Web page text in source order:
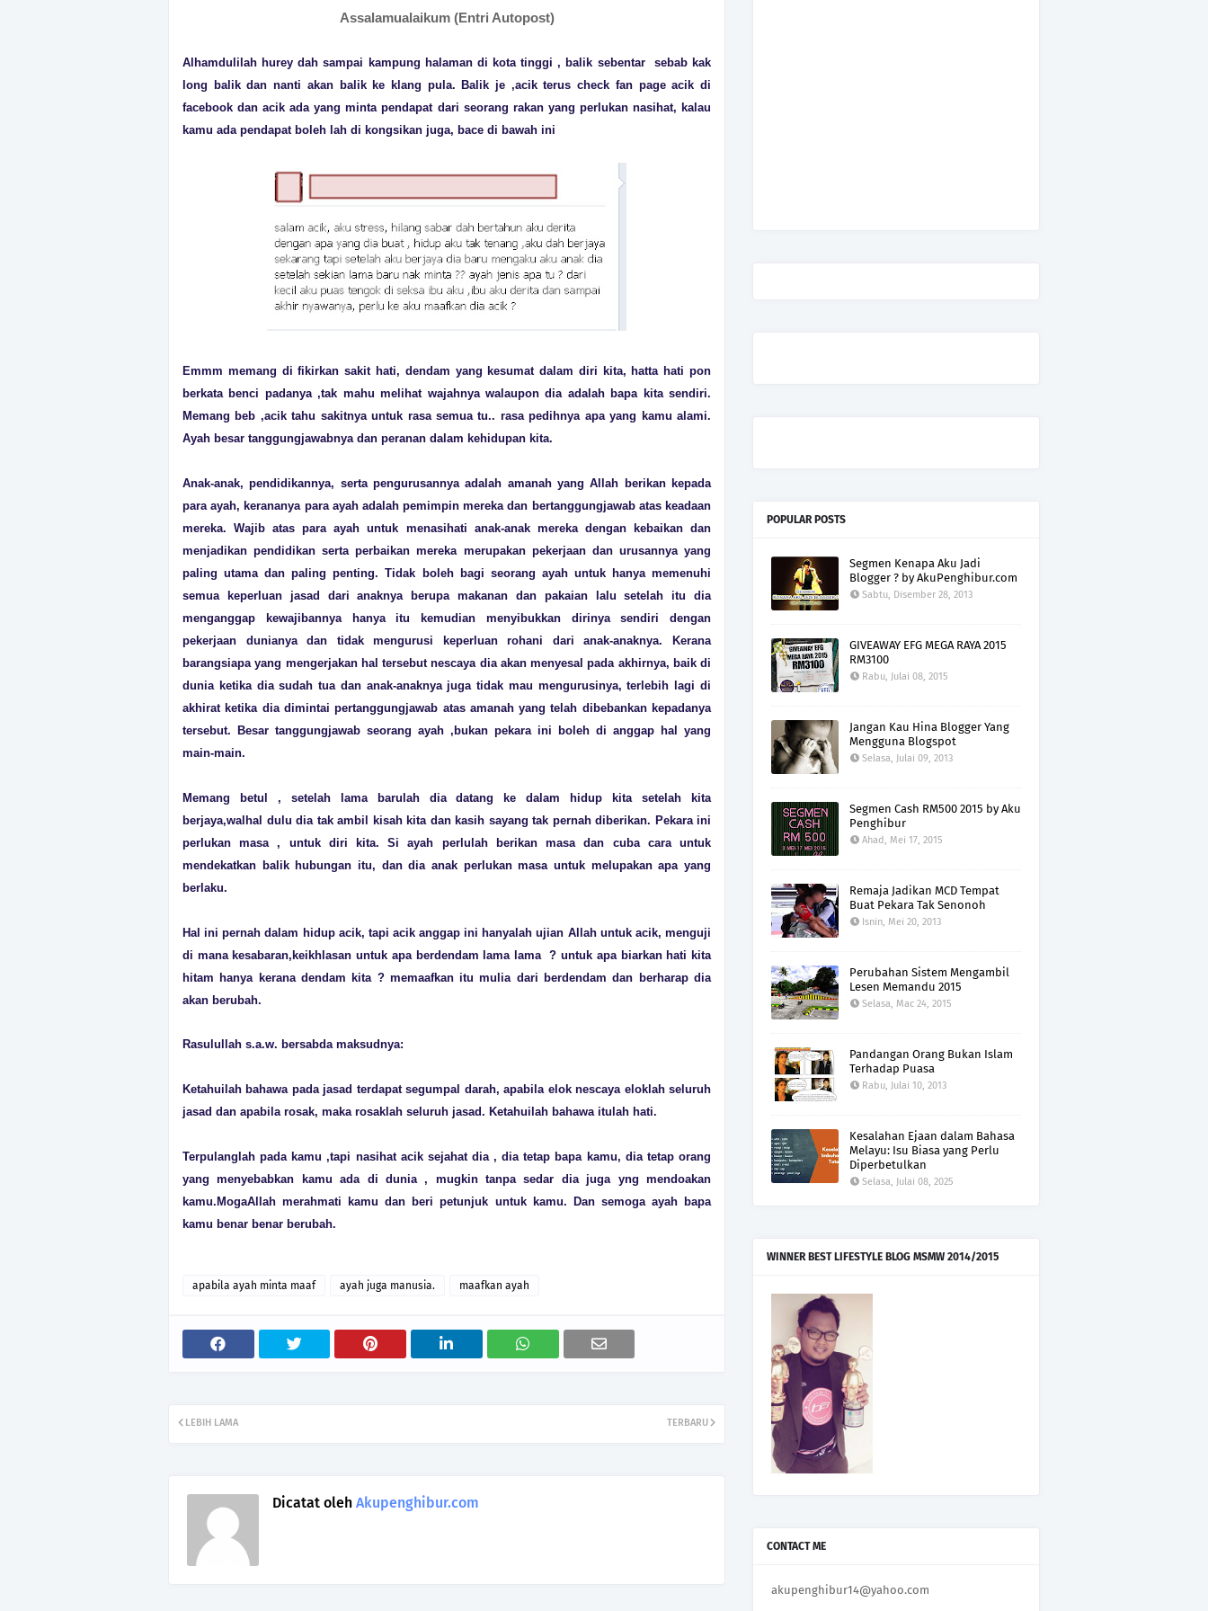
Assalamualaikum (Entri Autopost)
Alhamdulilah hurey dah sampai kampung halaman di kota tinggi , balik sebentar sebab kak
long balik dan nanti akan balik ke klang pula. Balik je ,acik terus check fan page acik di
facebook dan acik ada yang minta pendapat dari seorang rakan yang perlukan nasihat, kalau
kamu ada pendapat boleh lah di kongsikan juga, bace di bawah ini
Emmm memang di fikirkan sakit hati, dendam yang kesumat dalam diri kita, hatta hati pon
berkata benci padanya ,tak mahu melihat wajahnya walaupon dia adalah bapa kita sendiri.
Memang beb ,acik tahu sakitnya untuk rasa semua tu.. rasa pedihnya apa yang kamu alami.
Ayah besar tanggungjawabnya dan peranan dalam kehidupan kita.
Anak-anak, pendidikannya, serta pengurusannya adalah amanah yang Allah berikan kepada
para ayah, kerananya para ayah adalah pemimpin mereka dan bertanggungjawab atas keadaan
mereka. Wajib atas para ayah untuk menasihati anak-anak mereka dengan kebaikan dan
menjadikan pendidikan serta perbaikan mereka merupakan pekerjaan dan urusannya yang
paling utama dan paling penting. Tidak boleh bagi seorang ayah untuk hanya memenuhi
semua keperluan jasad dari anaknya berupa makanan dan pakaian lalu setelah itu dia
menganggap kewajibannya hanya itu kemudian menyibukkan dirinya sendiri dengan
pekerjaan dunianya dan tidak mengurusi keperluan rohani dari anak-anaknya. Kerana
barangsiapa yang mengerjakan hal tersebut nescaya dia akan menyesal pada akhirnya, baik di
dunia ketika dia sudah tua dan anak-anaknya juga tidak mau mengurusinya, terlebih lagi di
akhirat ketika dia dimintai pertanggungjawab atas amanah yang telah dibebankan kepadanya
tersebut. Besar tanggungjawab seorang ayah ,bukan pekara ini boleh di anggap hal yang
main-main.
Memang betul , setelah lama barulah dia datang ke dalam hidup kita setelah kita
berjaya,walhal dulu dia tak ambil kisah kita dan kasih sayang tak pernah diberikan. Pekara ini
perlukan masa , untuk diri kita. Si ayah perlulah berikan masa dan cuba cara untuk
mendekatkan balik hubungan itu, dan dia anak perlukan masa untuk melupakan apa yang
berlaku.
Hal ini pernah dalam hidup acik, tapi acik anggap ini hanyalah ujian Allah untuk acik, menguji
di mana kesabaran,keikhlasan untuk apa berdendam lama lama ? untuk apa biarkan hati kita
hitam hanya kerana dendam kita ? memaafkan itu mulia dari berdendam dan berharap dia
akan berubah.
Rasulullah s.a.w. bersabda maksudnya:
Ketahuilah bahawa pada jasad terdapat segumpal darah, apabila elok nescaya eloklah seluruh
jasad dan apabila rosak, maka rosaklah seluruh jasad. Ketahuilah bahawa itulah hati.
Terpulanglah pada kamu ,tapi nasihat acik sejahat dia , dia tetap bapa kamu, dia tetap orang
yang menyebabkan kamu ada di dunia , mugkin tanpa sedar dia juga yng mendoakan
kamu.MogaAllah merahmati kamu dan beri petunjuk untuk kamu. Dan semoga ayah bapa
kamu benar benar berubah.
apabila ayah minta maaf ayah juga manusia. maafkan ayah
TERBARU
LEBIH LAMA
Dicatat oleh Akupenghibur.com
POPULAR POSTS
Segmen Kenapa Aku Jadi
Blogger ? by AkuPenghibur.com
Sabtu, Disember 28, 2013
GIVEAWAY EFG MEGA RAYA 2015
RM3100
Rabu, Julai 08, 2015
Jangan Kau Hina Blogger Yang
Mengguna Blogspot
Selasa, Julai 09, 2013
Segmen Cash RM500 2015 by Aku
Penghibur
Ahad, Mei 17, 2015
Remaja Jadikan MCD Tempat
Buat Pekara Tak Senonoh
Isnin, Mei 20, 2013
Perubahan Sistem Mengambil
Lesen Memandu 2015
Selasa, Mac 24, 2015
Pandangan Orang Bukan Islam
Terhadap Puasa
Rabu, Julai 10, 2013
Kesalahan Ejaan dalam Bahasa
Melayu: Isu Biasa yang Perlu
Diperbetulkan
Selasa, Julai 08, 2025
WINNER BEST LIFESTYLE BLOG MSMW 2014/2015
CONTACT ME
akupenghibur14@yahoo.com